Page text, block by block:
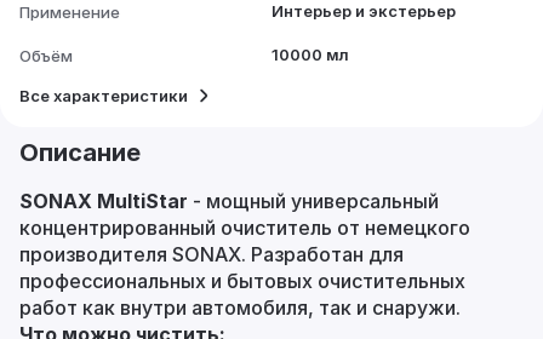
Применение Интерьер и экстерьер
Объём 10000 мл
Все характеристики
Описание
SONAX MultiStar - мощный универсальный
концентрированный очиститель от немецкого
производителя SONAX. Разработан для
профессиональных и бытовых очистительных
работ как внутри автомобиля, так и снаружи.
Что можно чистить: